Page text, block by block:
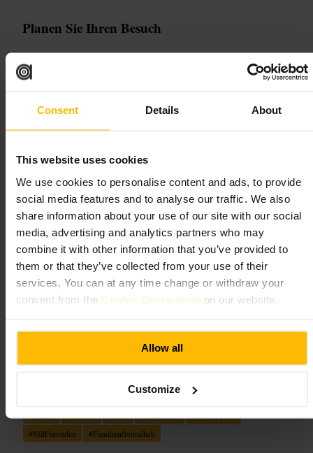
Consent Details About
This website uses cookies
We use cookies to personalise content and ads, to provide
social media features and to analyse our traffic. We also
share information about your use of our site with our social
media, advertising and analytics partners who may
combine it with other information that you’ve provided to
them or that they’ve collected from your use of their
services. You can at any time change or withdraw your
consent from the Cookie Declaration on our website.
Allow all
Customize
Planen Sie Ihren Besuch
Kommen Sie für einen Sitzplatz am besten vormittags oder kurz nach
dem Mittag, wenn es ruhiger ist. Für Mitnahme wählen Sie die To-go-
probieren Sie mehr.
293 Grays Inn Rd, London WC1X 8QF, UK
HALFCUP KINGS CROSS
Cafés, Kaffee- und Teehäuser
4,5
Bild /HALFCUP
mitten in King's Cross.”
#MitFreunden #Familienfreundlich